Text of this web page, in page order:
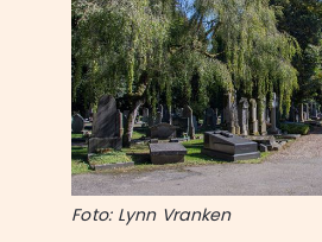
Foto: Lynn Vranken